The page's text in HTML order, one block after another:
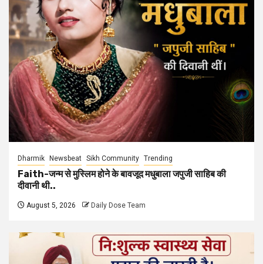
Dharmik Newsbeat Sikh Community Trending
Faith-जन्म से मुस्लिम होने के बावजूद मधुबाला जपुजी साहिब की
दीवानी थी..
August 5, 2026 Daily Dose Team